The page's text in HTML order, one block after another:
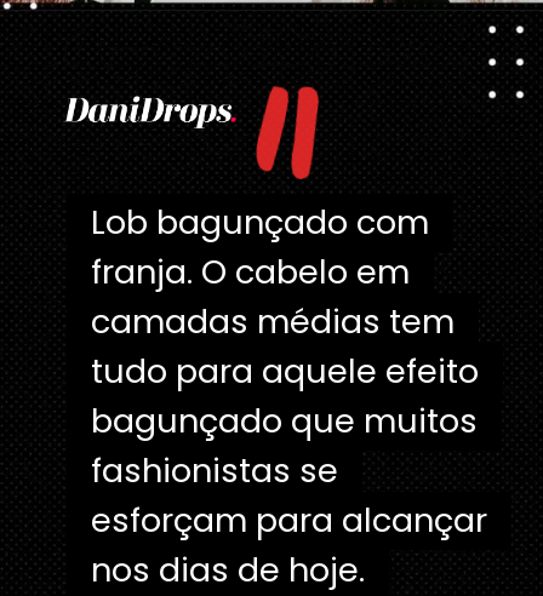
Opening "
Lob bagunçado com
franja. O cabelo em
camadas médias tem
tudo para aquele efeito
bagunçado que muitos
fashionistas se
esforçam para alcançar
nos dias de hoje.
Lob bagunçado com
franja. O cabelo em
camadas médias tem
tudo para aquele efeito
bagunçado que muitos
fashionistas se
esforçam para alcançar